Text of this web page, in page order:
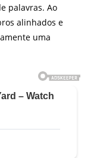
palavras. Ao
alinhados e
uma